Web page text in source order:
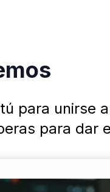
para unirse
para dar